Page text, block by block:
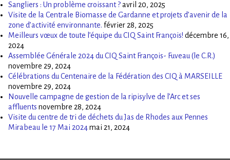
Sangliers : Un problème croissant ?avril 20, 2025
Visite de la Centrale Biomasse de Gardanne et projets d’avenir de la
zone d’activité environnante. février 28, 2025
Meilleurs vœux de toute l’équipe du CIQ Saint François! décembre 16,
2024
Assemblée Générale 2024 du CIQ Saint François- Fuveau (le C.R.)
novembre 29, 2024
Célébrations du Centenaire de la Fédération des CIQ à MARSEILLE
novembre 29, 2024
Nouvelle campagne de gestion de la ripisylve de l’Arc et ses
affluents novembre 28, 2024
Visite du centre de tri de déchets du Jas de Rhodes aux Pennes
Mirabeau le 17 Mai 2024mai 21, 2024